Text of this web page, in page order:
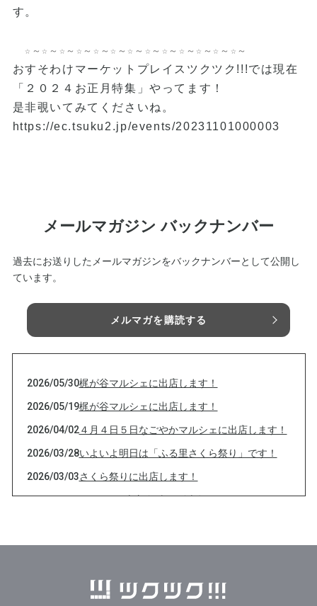
す。
☆～☆～☆～☆～☆～☆～☆～☆～☆～☆～☆～☆～☆～
おすそわけマーケットプレイスツクツク!!!では現在
「２０２４お正月特集」やってます！
是非覗いてみてくださいね。
https://ec.tsuku2.jp/events/20231101000003
メールマガジン バックナンバー
過去にお送りしたメールマガジンをバックナンバーとして公開し
ています。
メルマガを購読する
2026/05/30梶が谷マルシェに出店します！
2026/05/19梶が谷マルシェに出店します！
2026/04/02４月４日５日なごやかマルシェに出店します！
2026/03/28いよいよ明日は「ふる里さくら祭り」です！
2026/03/03さくら祭りに出店します！
2026/02/03２月3日 恵方巻 当日販売数します！
2026/01/07恵方巻の予約販売します！
秋の遊び場 in たかつ 2025 に出店します！